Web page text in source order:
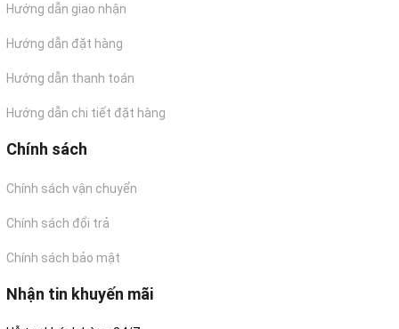
Hướng dẫn giao nhận
Hướng dẫn đặt hàng
Hướng dẫn thanh toán
Hướng dẫn chi tiết đặt hàng
Chính sách
Chính sách vận chuyển
Chính sách đổi trả
Chính sách bảo mật
Nhận tin khuyến mãi